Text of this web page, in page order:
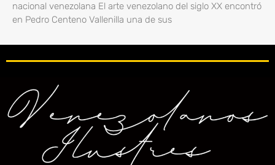
nacional venezolana El arte venezolano del siglo XX encontró
en Pedro Centeno Vallenilla una de sus